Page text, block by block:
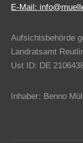
E-Mail:
Aufsichtsbehörde
Landratsamt
Ust ID: DE
Inhaber: Benno